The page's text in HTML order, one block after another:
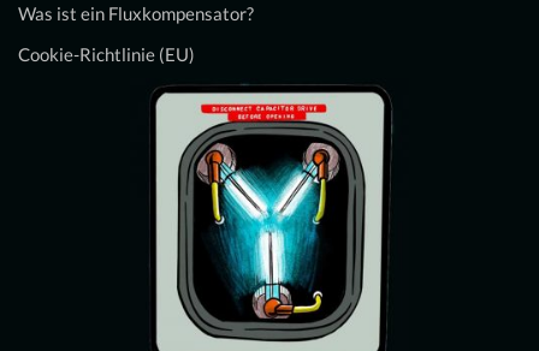
Was ist ein Fluxkompensator?
Cookie-Richtlinie (EU)